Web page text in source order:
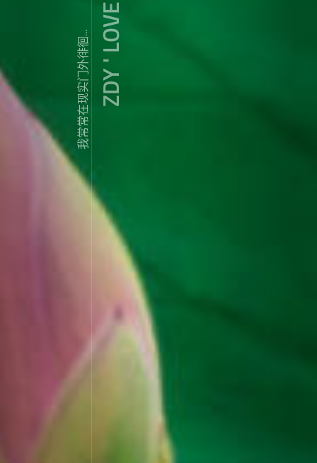
我常常在现实门外徘徊...ZDY ' LOVE